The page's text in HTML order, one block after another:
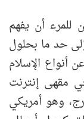
للمرء أن يفهم
حد ما بحلول
أنواع الإسلام
مقهى إنترنت
وهو أمريكي